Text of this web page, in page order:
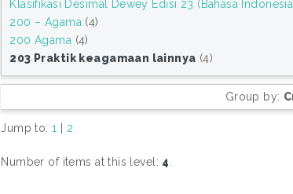
Klasifikasi Desimal Dewey Edisi 23 (Bahasa
200 – Agama (4)
200 Agama (4)
203 Praktik keagamaan lainnya (4)
Group by:
Jump to:1 | 2
Number of items at this level: 4